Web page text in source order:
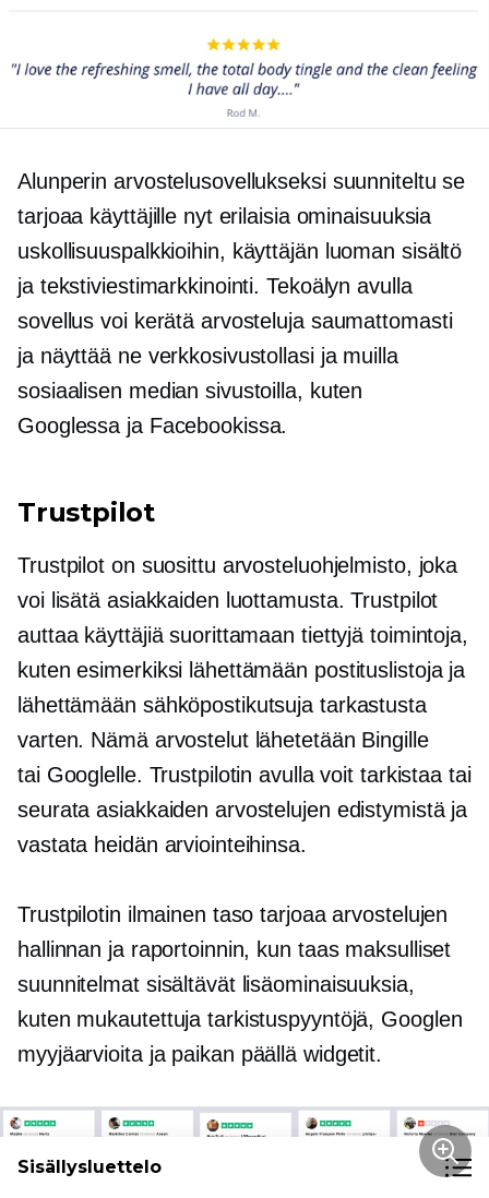
Alunperin arvostelusovellukseksi suunniteltu se
tarjoaa käyttäjille nyt erilaisia ​​ominaisuuksia
uskollisuuspalkkioihin, käyttäjän luoman sisältö
ja tekstiviestimarkkinointi. Tekoälyn avulla
sovellus voi kerätä arvosteluja saumattomasti
ja näyttää ne verkkosivustollasi ja muilla
sosiaalisen median sivustoilla, kuten
Googlessa ja Facebookissa.
Trustpilot
Trustpilot on suosittu arvosteluohjelmisto, joka
voi lisätä asiakkaiden luottamusta. Trustpilot
auttaa käyttäjiä suorittamaan tiettyjä toimintoja,
kuten esimerkiksi lähettämään postituslistoja ja
lähettämään sähköpostikutsuja tarkastusta
varten. Nämä arvostelut lähetetään Bingille
tai Googlelle. Trustpilotin avulla voit tarkistaa tai
seurata asiakkaiden arvostelujen edistymistä ja
vastata heidän arviointeihinsa.
Trustpilotin ilmainen taso tarjoaa arvostelujen
hallinnan ja raportoinnin, kun taas maksulliset
suunnitelmat sisältävät lisäominaisuuksia,
kuten mukautettuja tarkistuspyyntöjä, Googlen
myyjäarvioita ja paikan päällä widgetit.
Sisällysluettelo